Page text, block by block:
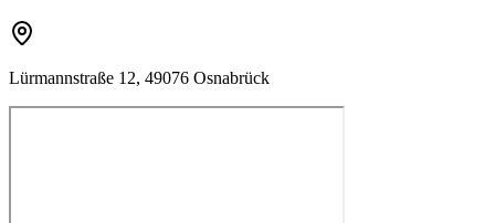
Lürmannstraße 12, 49076 Osnabrück